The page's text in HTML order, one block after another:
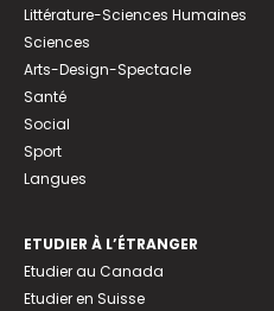
Littérature-Sciences Humaines
Sciences
Arts-Design-Spectacle
Santé
Social
Sport
Langues
ETUDIER À L’ÉTRANGER
Etudier au Canada
Etudier en Suisse